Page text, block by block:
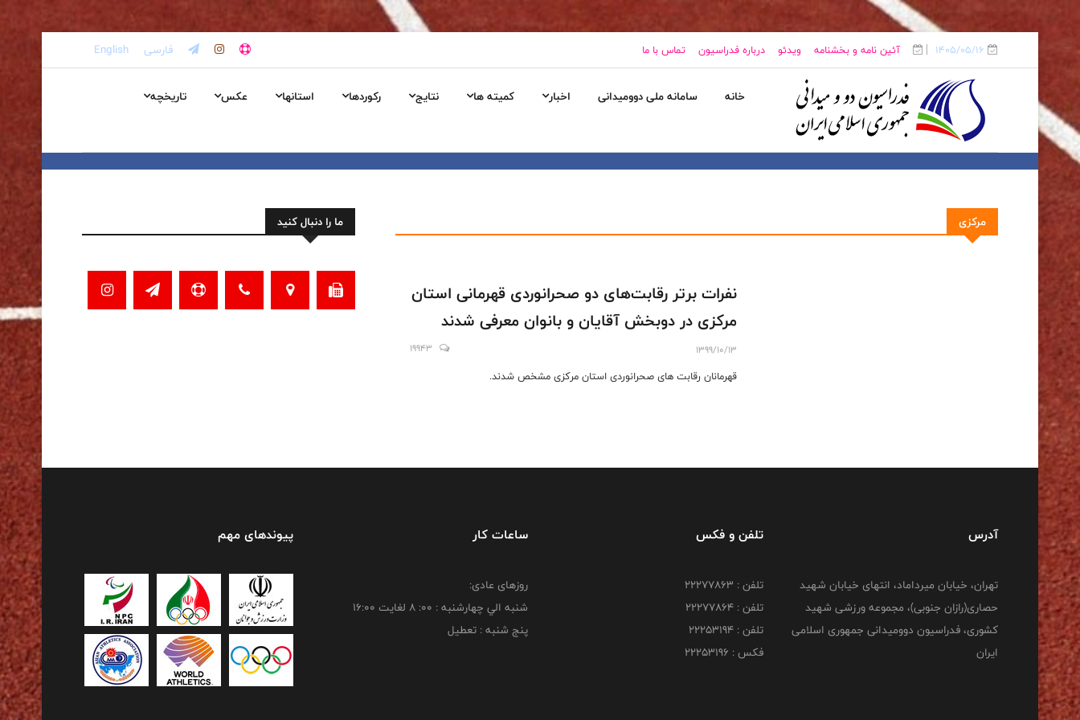
1405/05/16 آئین نامه و بخشنامه ویدئو درباره فدراسیون تماس با ما فارسی English
خانه سامانه ملی دوومیدانی اخبار کمیته ها نتایج رکوردها استانها عکس تاریخچه
مرکزی
نفرات برتر رقابت‌های دو صحرانوردی قهرمانی استان
مرکزی در دوبخش آقایان و بانوان معرفی شدند
1399/10/13
19943
قهرمانان رقابت های صحرانوردی استان مرکزی مشخص شدند.
ما را دنبال کنید
آدرس
تهران، خیابان میرداماد، انتهای خیابان شهید
حصاری(رازان جنوبی)، مجموعه ورزشی شهید
کشوری، فدراسیون دوومیدانی جمهوری اسلامی
ایران
تلفن و فکس
تلفن : 22277863
تلفن : 22277864
تلفن : 22253194
فکس : 22253196
ساعات کار
روزهای عادی:
شنبه الي چهارشنبه : 00: 8 لغايت 16:00
پنج شنبه : تعطیل
پیوندهای مهم